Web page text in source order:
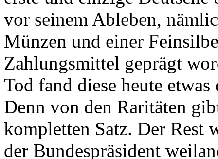
vor seinem Ableben,
Münzen und einer
Zahlungsmittel geprägt
Tod fand diese heute
Denn von den Raritäten
kompletten Satz. Der Rest
der Bundespräsident